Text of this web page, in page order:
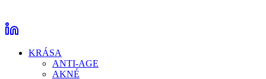
KRÁSA
ANTI-AGE
AKNÉ